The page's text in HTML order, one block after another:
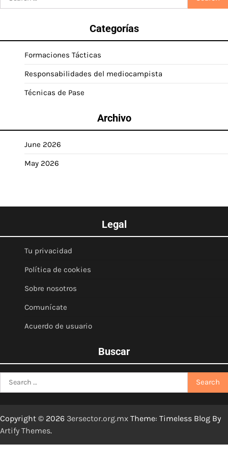
for:
Categorías
Formaciones Tácticas
Responsabilidades del mediocampista
Técnicas de Pase
Archivo
June 2026
May 2026
Legal
Tu privacidad
Política de cookies
Sobre nosotros
Comunícate
Acuerdo de usuario
Buscar
Search
for:
Copyright © 2026 3ersector.org.mx Theme: Timeless Blog By
Artify Themes.